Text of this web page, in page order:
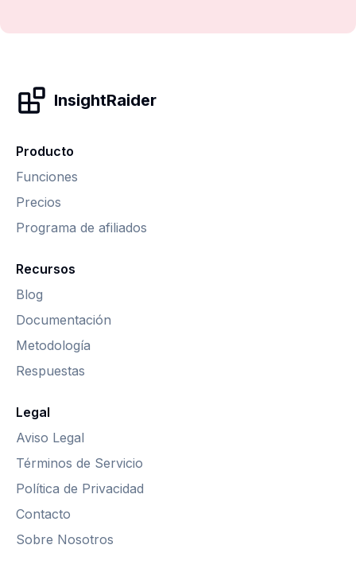
InsightRaider
Producto
Funciones
Precios
Programa de afiliados
Recursos
Blog
Documentación
Metodología
Respuestas
Legal
Aviso Legal
Términos de Servicio
Política de Privacidad
Contacto
Sobre Nosotros